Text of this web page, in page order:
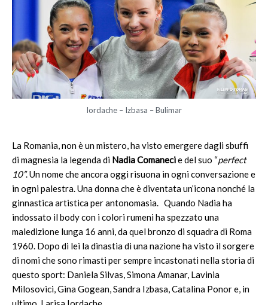
Iordache – Izbasa – Bulimar
La Romania, non è un mistero, ha visto emergere dagli sbuffi
di magnesia la legenda di Nadia Comanecie del suo “perfect
10”. Un nome che ancora oggi risuona in ogni conversazione e
in ogni palestra. Una donna che è diventata un’icona nonché la
ginnastica artistica per antonomasia. Quando Nadia ha
indossato il body con i colori rumeni ha spezzato una
maledizione lunga 16 anni, da quel bronzo di squadra di Roma
1960. Dopo di lei la dinastia di una nazione ha visto il sorgere
di nomi che sono rimasti per sempre incastonati nella storia di
questo sport: Daniela Silvas, Simona Amanar, Lavinia
Milosovici, Gina Gogean, Sandra Izbasa, Catalina Ponor e, in